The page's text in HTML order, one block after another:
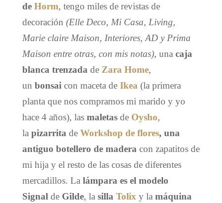
de Horm, tengo miles de revistas de
decoración (Elle Deco, Mi Casa, Living,
Marie claire Maison, Interiores, AD y Prima
Maison entre otras, con mis notas), una caja
blanca trenzada de Zara Home,
un bonsai con maceta de Ikea (la primera
planta que nos compramos mi marido y yo
hace 4 años), las maletasde Oysho,
la pizarrita de Workshop de flores, una
antiguo botellero de madera con zapatitos de
mi hija y el resto de las cosas de diferentes
mercadillos. La lámpara es el modelo
Signal de Gilde, la silla Tolix y la máquina